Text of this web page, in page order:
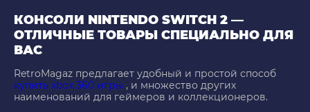
КОНСОЛИ NINTENDO SWITCH 2 —
ОТЛИЧНЫЕ ТОВАРЫ СПЕЦИАЛЬНО ДЛЯ
ВАС
RetroMagaz предлагает удобный и простой способ
купить xbox 360 игры , и множество других
наименований для геймеров и коллекционеров.